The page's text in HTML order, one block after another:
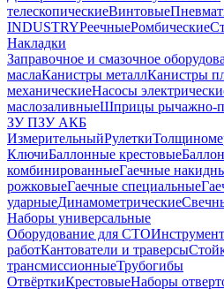
телескопическиеВинтовые
INDUSTRYРеечныеРомбические
Накладки
Заправочное и смазочное
маслаКанистры металлКанистры
механическиеНасосы
маслозаливныеШприцы рычажно-
ЗУ ПЗУ АКБ
ИзмерительныйРулетки
КлючиБаллонные крестовые
комбинированныеГаечные
рожковыеГаечные специальные
ударныеДинамометрические
Наборы универсальные
Оборудование для СТО
работКантователи и траверсы
трансмиссионныеТрубогибы
ОтвёрткиКрестовыеНаборы